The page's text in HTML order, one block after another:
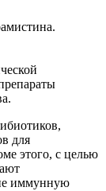
для
этого, с целью
иммунную